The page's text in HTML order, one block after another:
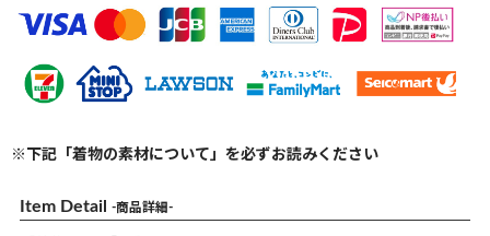
※下記「着物の素材について」を必ずお読みください
Item Detail -商品詳細-